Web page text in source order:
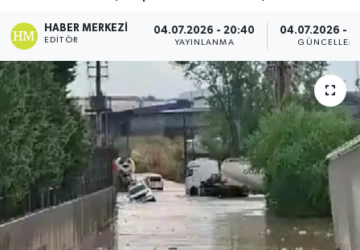
HABER MERKEZI
EDITÖR
04.07.2026 - 20:40
YAYINLANMA
04.07.2026 -
Gündem
Magazin
Özel Haber
Sağlık
Haber Arşivi